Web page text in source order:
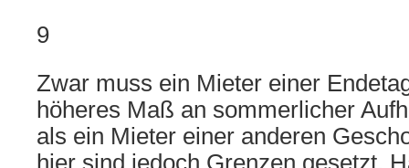
9
Zwar muss ein Mieter einer
höheres Maß an sommerlicher
als ein Mieter einer anderen
hier sind jedoch Grenzen gesetzt.